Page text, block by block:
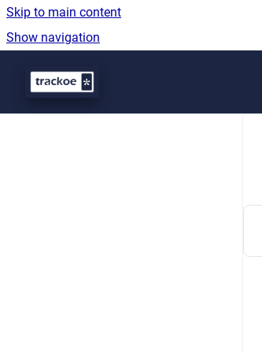
Skip to main content
Show navigation